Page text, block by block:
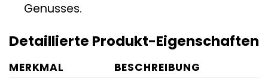
Genusses.
Detaillierte Produkt-Eigenschaften
MERKMAL
BESCHREIBUNG